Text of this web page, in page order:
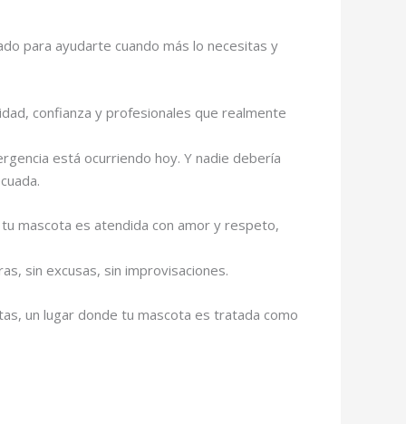
para ayudarte cuando más lo necesitas y
confianza y profesionales que realmente
está ocurriendo hoy. Y nadie debería
mascota es atendida con amor y respeto,
sin excusas, sin improvisaciones.
un lugar donde tu mascota es tratada como